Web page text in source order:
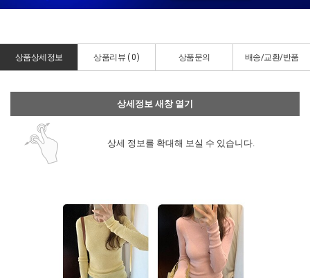
상품상세정보 상품리뷰 (0) 상품문의 배송/교환/반품
상세정보 새창 열기
상세 정보를 확대해 보실 수 있습니다.